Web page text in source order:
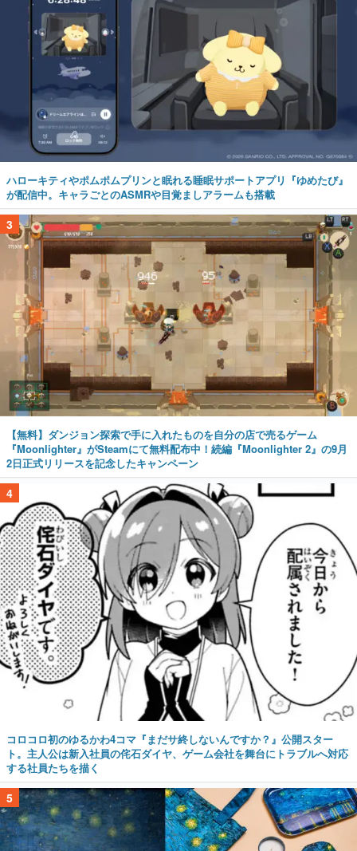
ハローキティやポムポムプリンと眠れる睡眠サポートアプリ『ゆめたび』
が配信中。キャラごとのASMRや目覚ましアラームも搭載
3
【無料】ダンジョン探索で手に入れたものを自分の店で売るゲーム
『Moonlighter』がSteamにて無料配布中！続編『Moonlighter 2』の9月
2日正式リリースを記念したキャンペーン
4
コロコロ初のゆるかわ4コマ『まだサ終しないんですか？』公開スター
ト。主人公は新入社員の侘石ダイヤ、ゲーム会社を舞台にトラブルへ対応
する社員たちを描く
5